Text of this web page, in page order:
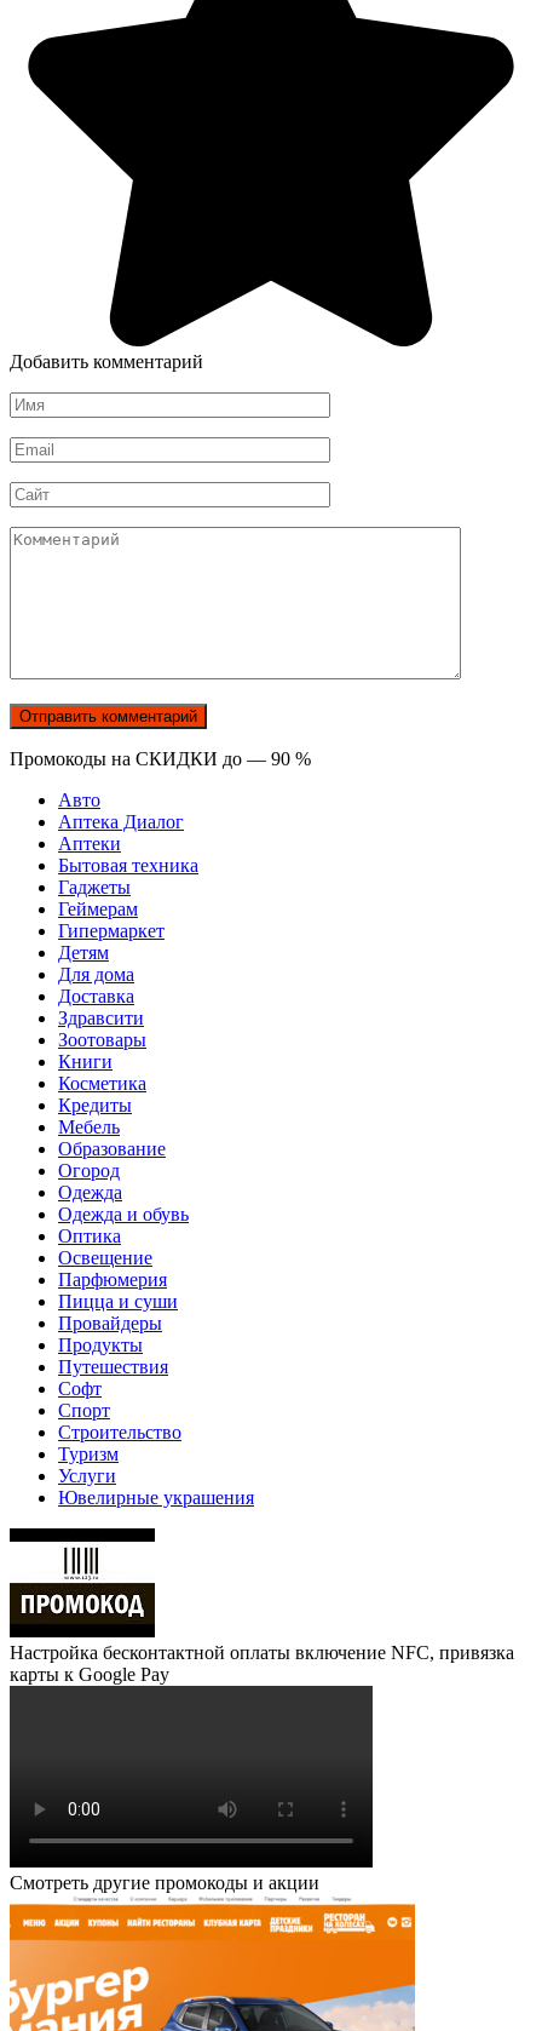
Добавить комментарий
Имя
*
Email
*
Сайт
Комментарий
Промокоды на СКИДКИ до — 90 %
Авто
Аптека Диалог
Аптеки
Бытовая техника
Гаджеты
Геймерам
Гипермаркет
Детям
Для дома
Доставка
Здравсити
Зоотовары
Книги
Косметика
Кредиты
Мебель
Образование
Огород
Одежда
Одежда и обувь
Оптика
Освещение
Парфюмерия
Пицца и суши
Провайдеры
Продукты
Путешествия
Софт
Спорт
Строительство
Туризм
Услуги
Ювелирные украшения
Настройка бесконтактной оплаты включение NFC, привязка
карты к Google Pay
Смотреть другие промокоды и акции